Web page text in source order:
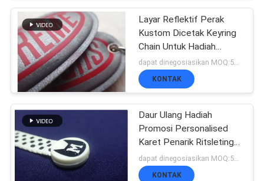
pakaian
Embossed Leather
Patches
76
Layar Reflektif Perak
Kustom Dicetak Keyring
Chain Untuk Hadiah
Promosi
dapat dinegosiasikan MOQ:500pce per
KONTAK
Daur Ulang Hadiah
Promosi Personalised
Karet Penarik Ritsleting
Untuk Dekorasi Tas
dapat dinegosiasikan MOQ:500 pcs per warna
KONTAK